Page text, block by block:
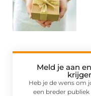
Meld je aan
Heb je de wens om
een breder